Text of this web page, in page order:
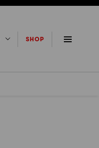
SHOP